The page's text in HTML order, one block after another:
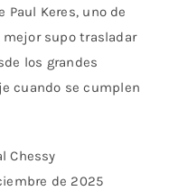
Keres, uno de
supo trasladar
los grandes
cuando se cumplen
Chessy
de 2025